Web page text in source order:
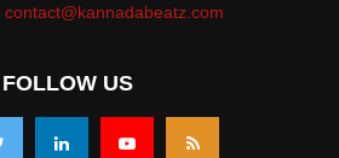
contact@kannadabeatz.com
FOLLOW US